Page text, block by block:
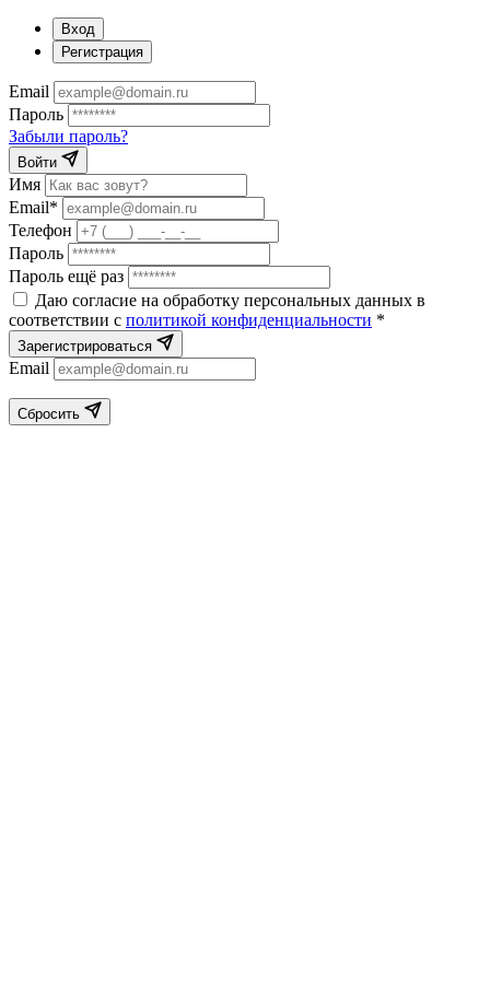
Вход
Регистрация
Email
Пароль
Забыли пароль?
Войти
Имя
Email*
Телефон
Пароль
Пароль ещё раз
Даю согласие на обработку персональных данных в
соответствии с политикой конфиденциальности *
Зарегистрироваться
Email
Сбросить